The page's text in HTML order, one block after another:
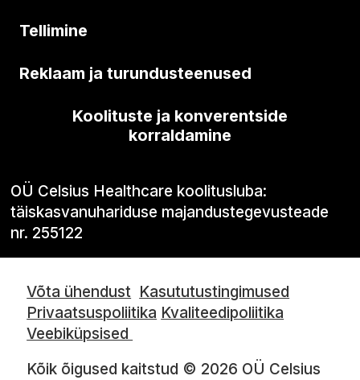
Tellimine
Reklaam ja turundusteenused
Koolituste ja konverentside
korraldamine
OÜ Celsius Healthcare koolitusluba:
täiskasvanuhariduse majandustegevusteade
nr. 255122
Võta ühendust Kasututustingimused
Privaatsuspoliitika Kvaliteedipoliitika
Veebiküpsised
Kõik õigused kaitstud © 2026 OÜ Celsius